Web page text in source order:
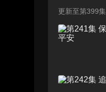
更新至第399集